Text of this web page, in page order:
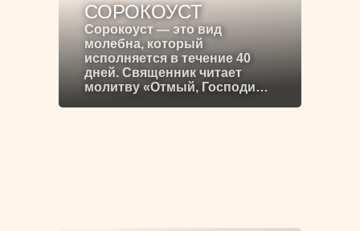
СОРОКОУСТ
Сорокоуст — это вид
молебна, который
исполняется в течение 40
дней. Священник читает
молитву «Отмый, Господи…